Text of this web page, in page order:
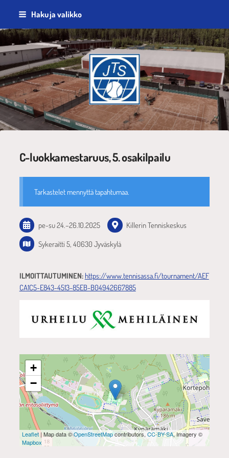
Siirry
sisältöön
Haku ja valikko
Jyväskylän Tennisseura ry
C-luokkamestaruus, 5. osakilpailu
Tarkastelet mennyttä tapahtumaa.
pe-su24. –26.10.2025 Killerin Tenniskeskus
Sykeraitti 5, 40630 Jyväskylä
ILMOITTAUTUMINEN: https://www.tennisassa.fi/tournament/AEF
CA1C5-E843-4513-85EB-B04942667885
+
−
Leaflet| Map data ©OpenStreetMapcontributors,CC-BY-SA, Imagery ©
Mapbox